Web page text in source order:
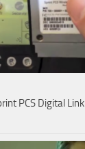
PCS Digital Link